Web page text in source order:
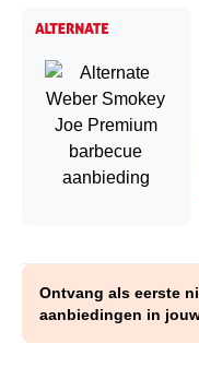
Ontvang als eerste
aanbiedingen in